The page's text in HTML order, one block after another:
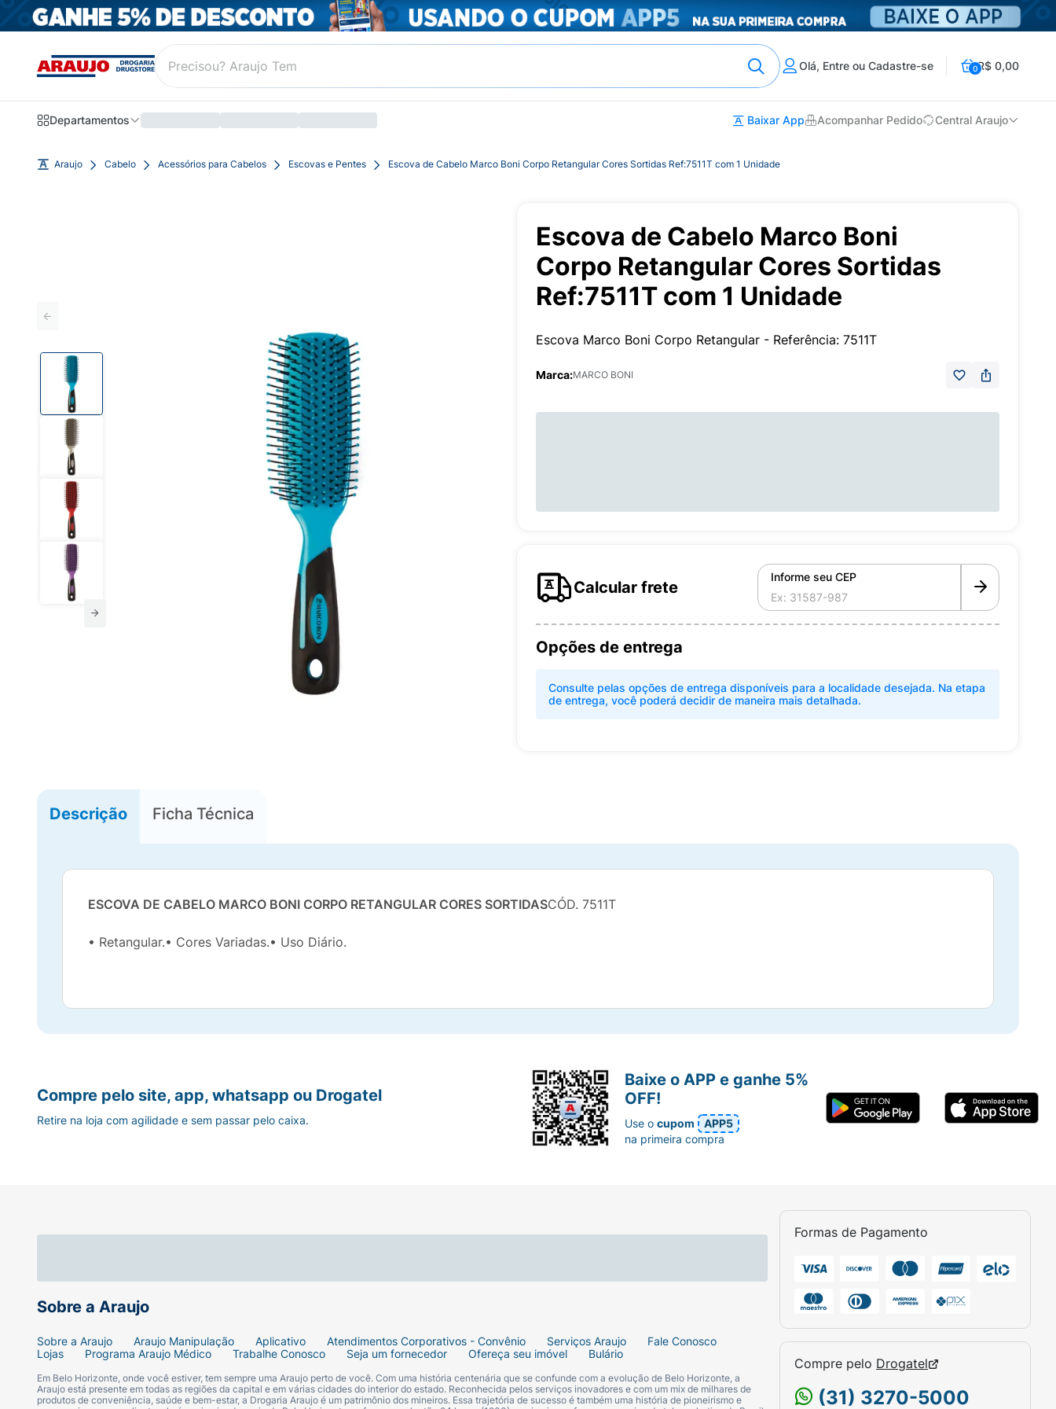
Olá, Entre ou Cadastre-se 0R$ 0,00
Departamentos Baixar App Acompanhar Pedido Central Araujo
Araujo Cabelo Acessórios para Cabelos Escovas e Pentes Escova de Cabelo Marco Boni Corpo Retangular Cores Sortidas Ref:7511T com 1 Unidade
Escova de Cabelo Marco Boni
Corpo Retangular Cores Sortidas
Ref:7511T com 1 Unidade
Escova Marco Boni Corpo Retangular - Referência: 7511T
Marca:MARCO BONI
Calcular frete
Informe seu CEP
Opções de entrega
Consulte pelas opções de entrega disponíveis para a localidade desejada. Na etapa
de entrega, você poderá decidir de maneira mais detalhada.
Descrição Ficha Técnica
ESCOVA DE CABELO MARCO BONI CORPO RETANGULAR CORES SORTIDASCÓD. 7511T
• Retangular.• Cores Variadas.• Uso Diário.
Sobre a Araujo
Sobre a Araujo Araujo Manipulação Aplicativo Atendimentos Corporativos - Convênio Serviços Araujo
Fale Conosco
Lojas
Programa Araujo Médico Trabalhe Conosco Seja um fornecedor Ofereça seu imóvel Bulário
Em Belo Horizonte, onde você estiver, tem sempre uma Araujo perto de você. Com uma história centenária que se confunde com a evolução de Belo Horizonte, a
Araujo está presente em todas as regiões da capital e em várias cidades do interior do estado. Reconhecida pelos serviços inovadores e com um mix de milhares de
produtos de conveniência, saúde e bem-estar, a Drogaria Araujo é um patrimônio dos mineiros. Essa trajetória de sucesso é também uma história de pioneirismo e
Formas de Pagamento
Compre pelo Drogatel
(31) 3270-5000
Compre pelo site, app, whatsapp ou Drogatel
Retire na loja com agilidade e sem passar pelo caixa.
Baixe o APP e ganhe 5%
OFF!
Use ocupom
APP5
na primeira compra